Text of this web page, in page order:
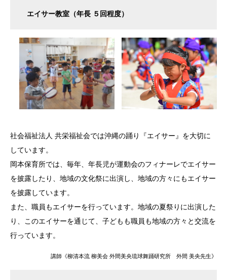
エイサー教室（年長 ５回程度）
社会福祉法人 共栄福祉会では沖縄の踊り『エイサー』を大切に
しています。
岡本保育所では、毎年、年長児が運動会のフィナーレでエイサー
を披露したり、地域の文化祭に出演し、地域の方々にもエイサー
を披露しています。
また、職員もエイサーを行っています。地域の夏祭りに出演した
り、このエイサーを通じて、子どもも職員も地域の方々と交流を
行っています。
講師《柳清本流 柳美会 外間美央琉球舞踊研究所 外間 美央先生》